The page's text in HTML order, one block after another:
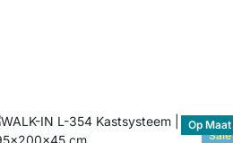
Sale
Op Maat